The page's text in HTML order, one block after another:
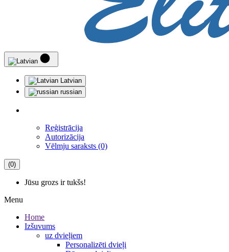
Latvian
russian
Reģistrācija
Autorizācija
Vēlmju saraksts (0)
(0)
Jūsu grozs ir tukšs!
Menu
Home
Izšuvums
uz dvieļiem
Personalizēti dvieļi